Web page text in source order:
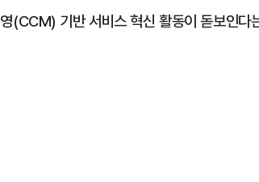
(CCM) 기반 서비스 혁신 활동이 돋보인